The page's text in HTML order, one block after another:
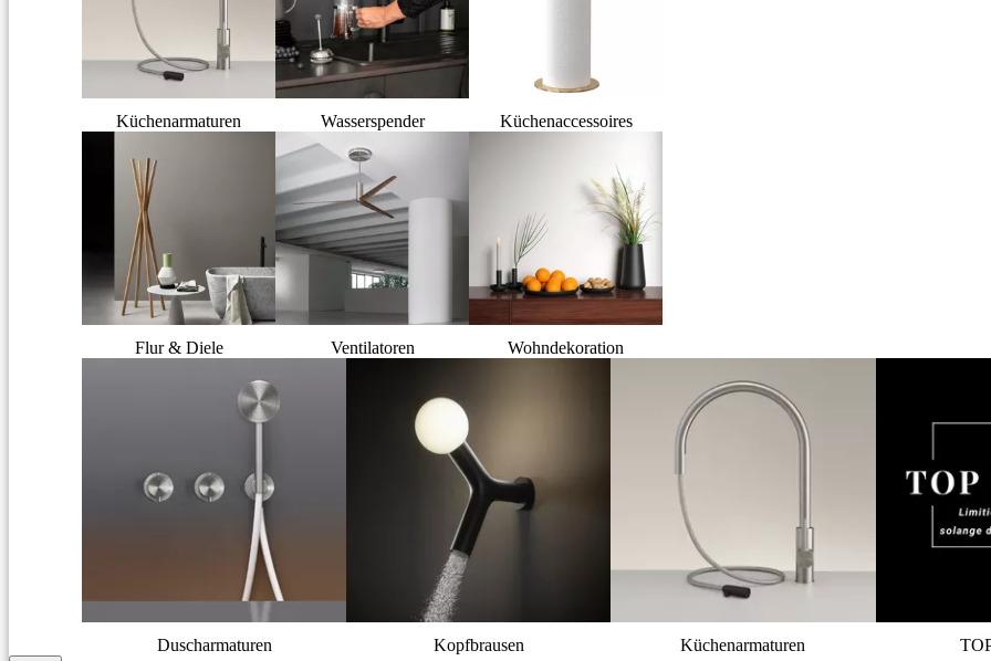
Küchenarmaturen Wasserspender Küchenaccessoires
Flur & Diele Ventilatoren Wohndekoration
Duscharmaturen Kopfbrausen Küchenarmaturen